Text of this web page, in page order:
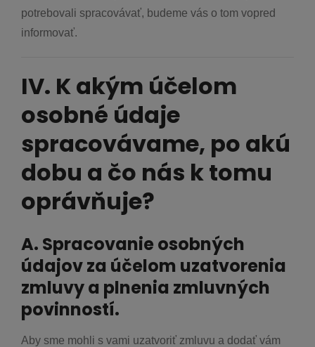
potrebovali spracovávať, budeme vás o tom vopred
informovať.
IV. K akým účelom
osobné údaje
spracovávame, po akú
dobu a čo nás k tomu
oprávňuje?
A. Spracovanie osobných
údajov za účelom uzatvorenia
zmluvy a plnenia zmluvných
povinností.
Aby sme mohli s vami uzatvoriť zmluvu a dodať vám